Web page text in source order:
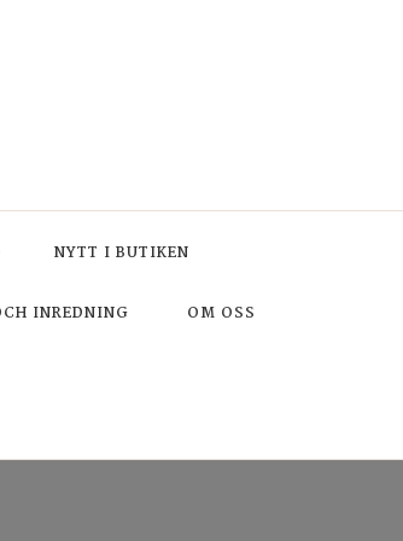
NYTT I BUTIKEN
INREDNING OM OSS